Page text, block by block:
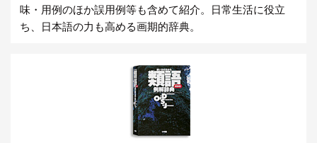
味・用例のほか誤用例等も含めて紹介。日常生活に役立
ち、日本語の力も高める画期的辞典。